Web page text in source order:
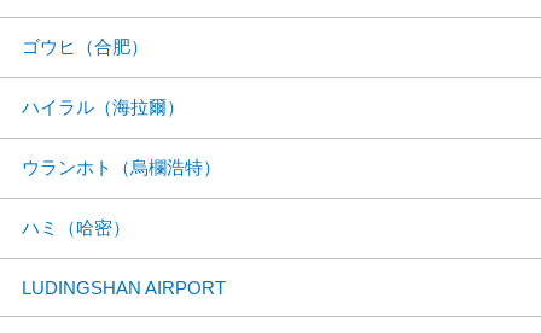
ゴウヒ（合肥）
ハイラル（海拉爾）
ウランホト（烏欄浩特）
ハミ（哈密）
LUDINGSHAN AIRPORT